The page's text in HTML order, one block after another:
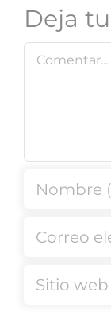
Deja
Comentar